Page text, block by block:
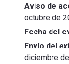
Aviso de
octubre de
Fecha del
Envío del
diciembre